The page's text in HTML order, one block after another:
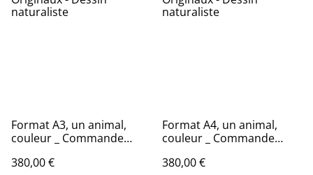
Format A3, un animal,
couleur _ Commande
naturaliste
380,00 €
Format A4, un animal,
couleur _ Commande
naturaliste
380,00 €